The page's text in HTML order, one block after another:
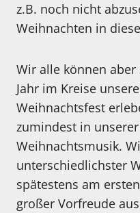
z.B. noch nicht
Weihnachten in
Wir alle können
Jahr im Kreise
Weihnachtsfest
zumindest in
Weihnachtsmusik.
unterschiedlichster
spätestens am
großer Vorfreude